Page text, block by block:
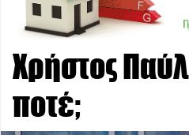
Χρήστος
ποτέ;